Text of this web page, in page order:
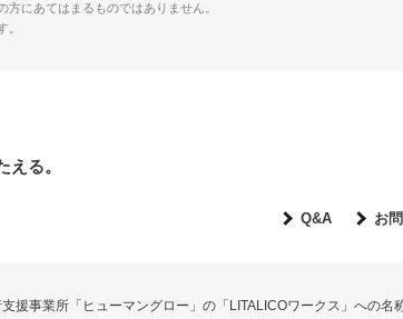
にあてはまるものではありません。
。
る。
Q&A お
援事業所「ヒューマングロー」の「LITALICOワークス」への名